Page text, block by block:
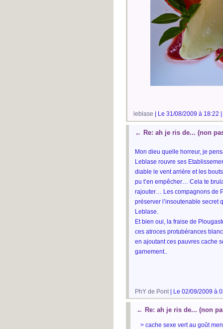
leblase | Le 31/08/2009 à 18:22 |
← Re: ah je ris de... (non
Mon dieu quelle horreur, je
Leblase rouvre ses
diable le vent arrière et les
pu t’en empêcher… Cela te
rajouter… Les compagnons de
préserver l’insoutenable secret
Leblase.
Et bien oui, la fraise de
ces atroces protubérances
en ajoutant ces pauvres cache
garnement..
PhY de Pont | Le 02/09/2009 à
← Re: ah je ris de... (non
> cache sexe vert au goût